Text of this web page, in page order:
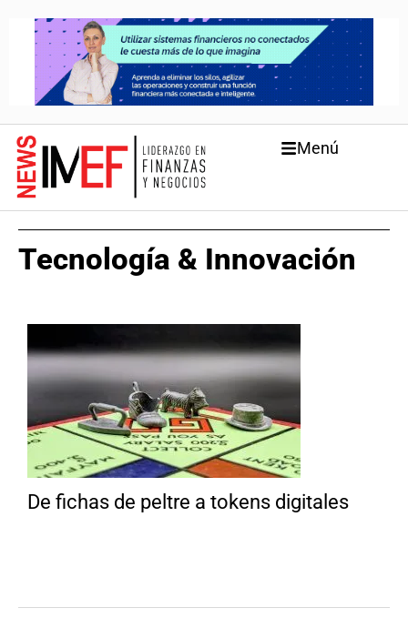
Menú
Tecnología & Innovación
De fichas de peltre a tokens digitales